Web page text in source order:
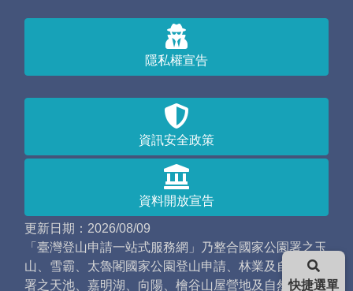
隱私權宣告
資訊安全政策
資料開放宣告
更新日期：2026/08/09
「臺灣登山申請一站式服務網」乃整合國家公園署之玉
山、雪霸、太魯閣國家公園登山申請、林業及自然保育
署之天池、嘉明湖、向陽、檜谷山屋營地及自然保護快捷選單